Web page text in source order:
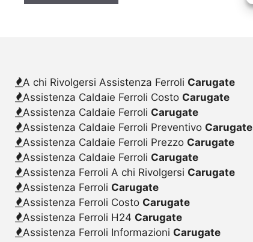
A chi Rivolgersi Assistenza Ferroli Carugate
Assistenza Caldaie Ferroli Costo Carugate
Assistenza Caldaie Ferroli Carugate
Assistenza Caldaie Ferroli Preventivo Carugate
Assistenza Caldaie Ferroli Prezzo Carugate
Assistenza Caldaie Ferroli Carugate
Assistenza Ferroli A chi Rivolgersi Carugate
Assistenza Ferroli Carugate
Assistenza Ferroli Costo Carugate
Assistenza Ferroli H24 Carugate
Assistenza Ferroli Informazioni Carugate